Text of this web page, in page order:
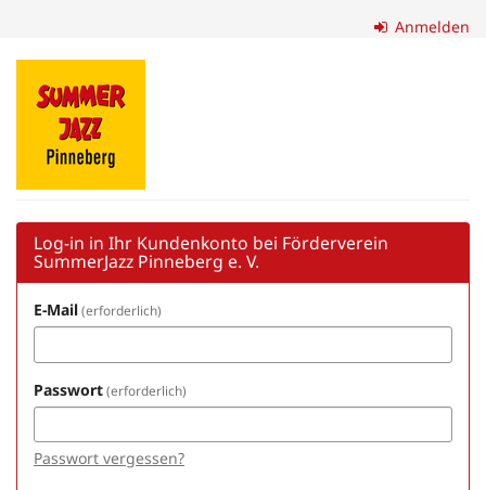
Inhalt
springen
Anmelden
Förderverein
SummerJazz
Pinneberg
e.
V.
Log-in in Ihr Kundenkonto bei Förderverein
SummerJazz Pinneberg e. V.
E-Mail erforderlich
Passwort erforderlich
Passwort vergessen?